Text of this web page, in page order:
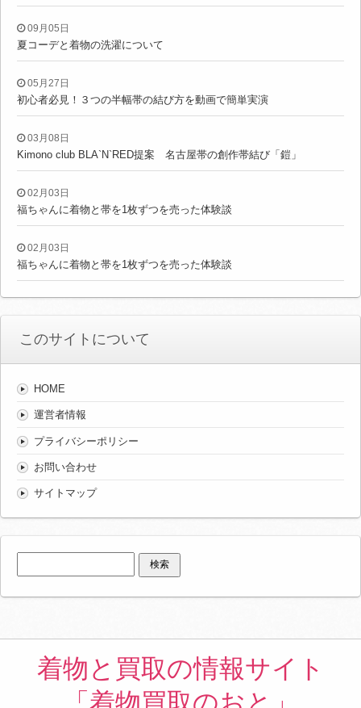
09月05日
夏コーデと着物の洗濯について
05月27日
初心者必見！３つの半幅帯の結び方を動画で簡単実演
03月08日
Kimono club BLA`N`RED提案 名古屋帯の創作帯結び「鎧」
02月03日
福ちゃんに着物と帯を1枚ずつを売った体験談
02月03日
福ちゃんに着物と帯を1枚ずつを売った体験談
このサイトについて
HOME
運営者情報
プライバシーポリシー
お問い合わせ
サイトマップ
索:
着物と買取の情報サイト